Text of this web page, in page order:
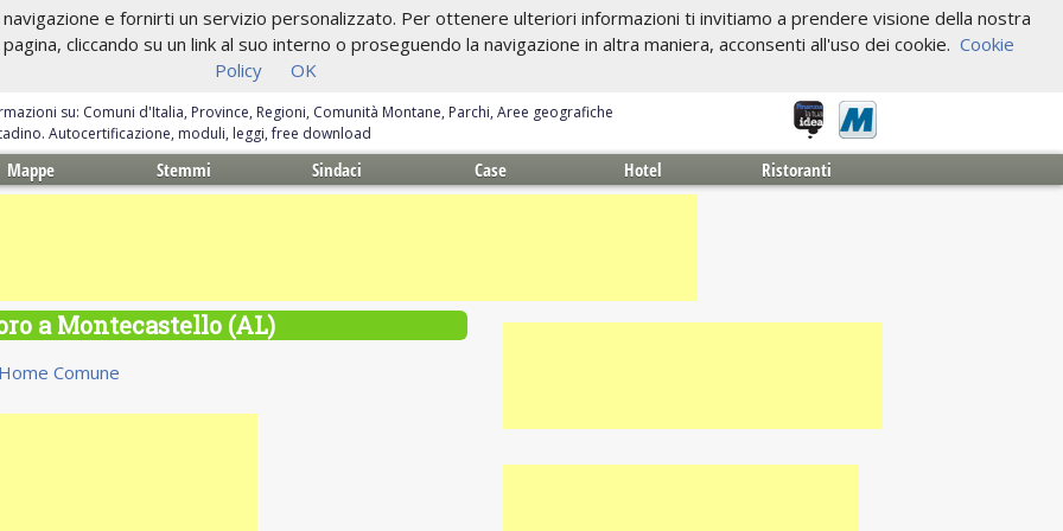
e fornirti un servizio personalizzato. Per ottenere ulteriori informazioni ti invitiamo a prendere visione della nostra
cliccando su un link al suo interno o proseguendo la navigazione in altra maniera, acconsenti all'uso dei cookie. Cookie
Policy
OK
su: Comuni d'Italia, Province, Regioni, Comunità Montane, Parchi, Aree geografiche
Autocertificazione, moduli, leggi, free download
Mappe Stemmi Sindaci Case Hotel Ristoranti
a Montecastello (AL)
Comune